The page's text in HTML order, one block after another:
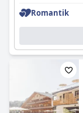
Romantik